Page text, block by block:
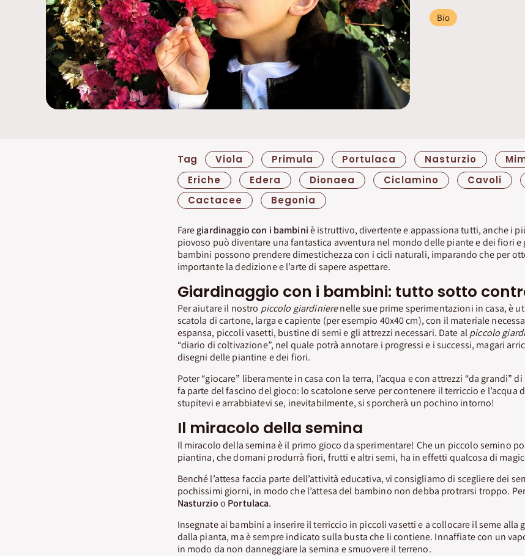
Bio
Tag Viola Primula Portulaca Nasturzio
Eriche
Edera Dionaea Ciclamino Cavoli
Cactacee
Begonia
Faregiardinaggio con i bambiniè istruttivo, divertente e appassiona tutti, anche i
piovoso può diventare una fantastica avventura nel mondo delle piante e dei fiori e
bambini possono prendere dimestichezza con i cicli naturali, imparando che per
importante la dedizione e l’arte di sapere aspettare.
Giardinaggio con i bambini: tutto sotto
Per aiutare il nostro piccolo giardinierenelle sue prime sperimentazioni in casa, è
scatola di cartone, larga e capiente (per esempio 40x40 cm), con il materiale
espansa, piccoli vasetti, bustine di semi e gli attrezzi necessari. Date alpiccolo
“diario di coltivazione”, nel quale potrà annotare i progressi e i successi, magari
disegni delle piantine e dei fiori.
Poter “giocare” liberamente in casa con la terra, l’acqua e con attrezzi “da grandi”
fa parte del fascino del gioco: lo scatolone serve per contenere il terriccio e l’acqua
stupitevi e arrabbiatevi se, inevitabilmente, si sporcherà un pochino intorno!
Il miracolo della semina
Il miracolo della semina è il primo gioco da sperimentare! Che un piccolo semino
piantina, che domani produrrà fiori, frutti e altri semi, ha in effetti qualcosa di
Benché l’attesa faccia parte dell’attività educativa, vi consigliamo di scegliere dei
pochissimi giorni, in modo che l’attesa del bambino non debba protrarsi troppo.
Nasturzioo Portulaca.
Insegnate ai bambini a inserire il terriccio in piccoli vasetti e a collocare il seme
dalla pianta, ma è sempre indicato sulla busta che li contiene. Innaffiate con un
in modo da non danneggiare la semina e smuovere il terreno.